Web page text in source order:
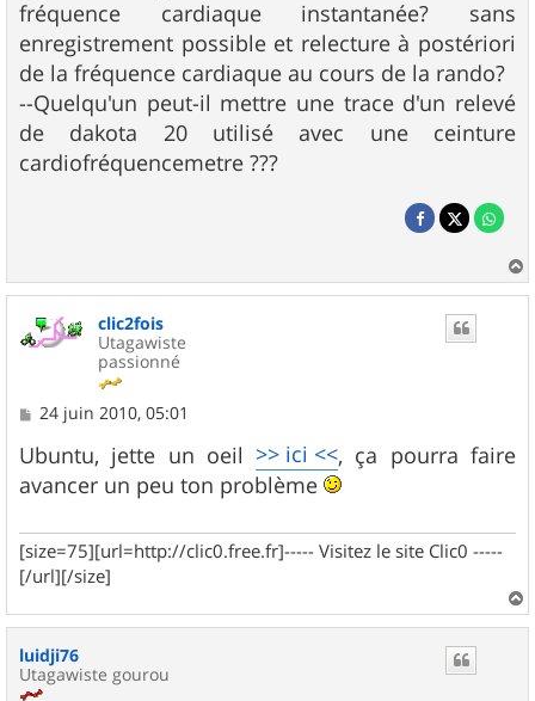
fréquence cardiaque instantanée? sans
enregistrement possible et relecture à postériori
de la fréquence cardiaque au cours de la rando?
--Quelqu'un peut-il mettre une trace d'un relevé
de dakota 20 utilisé avec une ceinture
cardiofréquencemetre ???
a
clic2fois
Utagawiste
passionné
M
s
s
a
24 juin 2010, 05:01
Ubuntu, jette un oeil >> ici <<, ça pourra faire
avancer un peu ton problème
[size=75][url=http://clic0.free.fr]----- Visitez le site Clic0 -----
[/url][/size]
a
luidji76
Utagawiste gourou